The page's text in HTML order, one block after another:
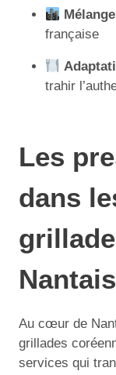
française
trahir
Les
dans
Nantais
Au cœur de
grillades
services qui